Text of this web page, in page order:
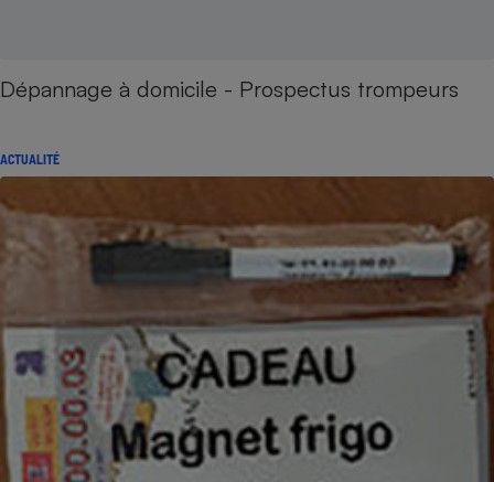
Dépannage à domicile - Prospectus trompeurs
ACTUALITÉ